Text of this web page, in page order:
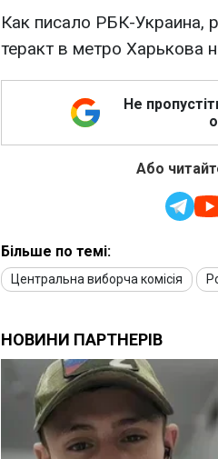
Как писало РБК-Украина,
теракт в метро Харькова
Не
Або
Більше по темі:
Центральна виборча комісія